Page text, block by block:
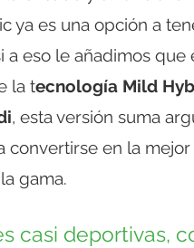
ya es una opción a
a eso le añadimos que
la tecnología Mild
, esta versión suma
convertirse en la mejor
gama.
casi deportivas,